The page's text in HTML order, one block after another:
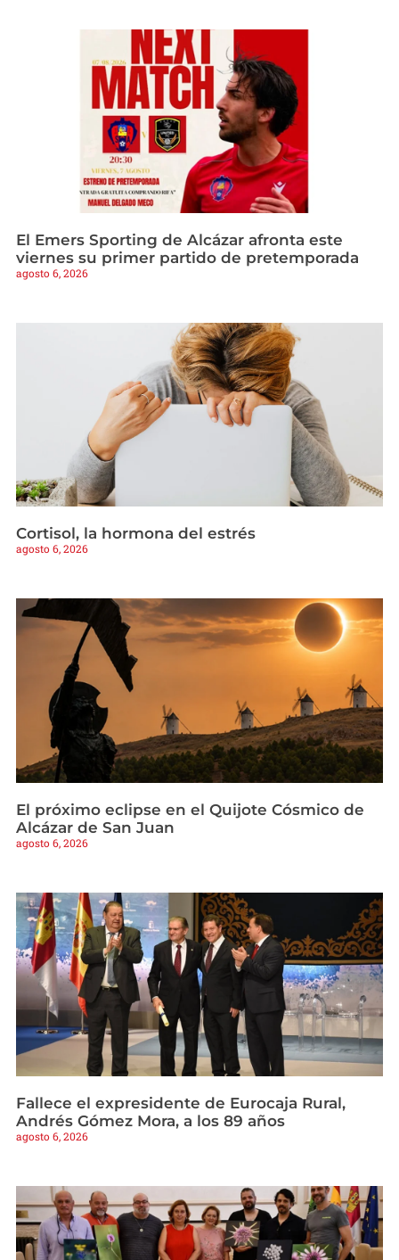
El Emers Sporting de Alcázar afronta este
viernes su primer partido de pretemporada
agosto 6, 2026
Cortisol, la hormona del estrés
agosto 6, 2026
El próximo eclipse en el Quijote Cósmico de
Alcázar de San Juan
agosto 6, 2026
Fallece el expresidente de Eurocaja Rural,
Andrés Gómez Mora, a los 89 años
agosto 6, 2026